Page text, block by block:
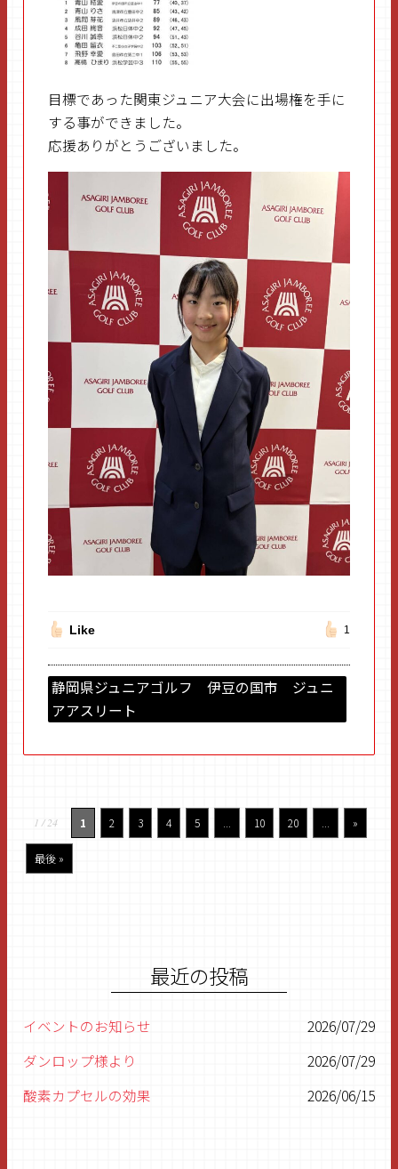
目標であった関東ジュニア大会に出場権を手に
する事ができました。
応援ありがとうございました。
Like 1
静岡県ジュニアゴルフ 伊豆の国市 ジュニ
アアスリート
1 / 24 1 2 3 4 5 10 20 »
最後 »
最近の投稿
イベントのお知らせ
2026/07/29
ダンロップ様より
2026/07/29
酸素カプセルの効果
2026/06/15